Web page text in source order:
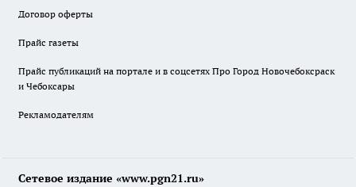
Договор оферты
Прайс газеты
Прайс публикаций на портале и в соцсетях Про Город Новочебоксраск
и Чебоксары
Рекламодателям
Сетевое издание «www.pgn21.ru»